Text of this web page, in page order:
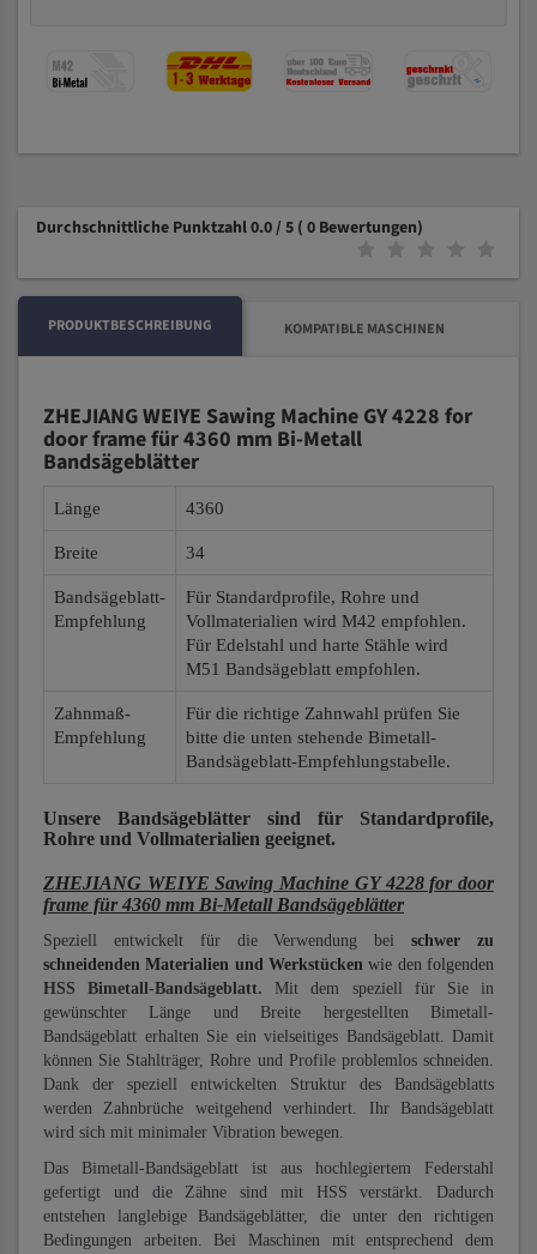
Durchschnittliche Punktzahl 0.0 / 5 ( 0 Bewertungen)
PRODUKTBESCHREIBUNG KOMPATIBLE MASCHINEN
ZHEJIANG WEIYE Sawing Machine GY 4228 for
door frame für 4360 mm Bi-Metall
Bandsägeblätter
Länge 4360
Breite 34
Bandsägeblatt-
Empfehlung
Für Standardprofile, Rohre und
Vollmaterialien wird M42 empfohlen.
Für Edelstahl und harte Stähle wird
M51 Bandsägeblatt empfohlen.
Zahnmaß-
Empfehlung
Für die richtige Zahnwahl prüfen Sie
bitte die unten stehende Bimetall-
Bandsägeblatt-Empfehlungstabelle.
Unsere Bandsägeblätter sind für Standardprofile,
Rohre und Vollmaterialien geeignet.
ZHEJIANG WEIYE Sawing Machine GY 4228 for door
frame für 4360 mm Bi-Metall Bandsägeblätter
Speziell entwickelt für die Verwendung beischwer zu
schneidenden Materialien und Werkstücken wie den folgenden
HSS Bimetall-Bandsägeblatt. Mit dem speziell für Sie in
gewünschter Länge und Breite hergestellten Bimetall-
Bandsägeblatt erhalten Sie ein vielseitiges Bandsägeblatt. Damit
können Sie Stahlträger, Rohre und Profile problemlos schneiden.
Dank der speziell entwickelten Struktur des Bandsägeblatts
werden Zahnbrüche weitgehend verhindert. Ihr Bandsägeblatt
wird sich mit minimaler Vibration bewegen.
Das Bimetall-Bandsägeblatt ist aus hochlegiertem Federstahl
gefertigt und die Zähne sind mit HSS verstärkt. Dadurch
entstehen langlebige Bandsägeblätter, die unter den richtigen
Bedingungen arbeiten. Bei Maschinen mit entsprechend dem